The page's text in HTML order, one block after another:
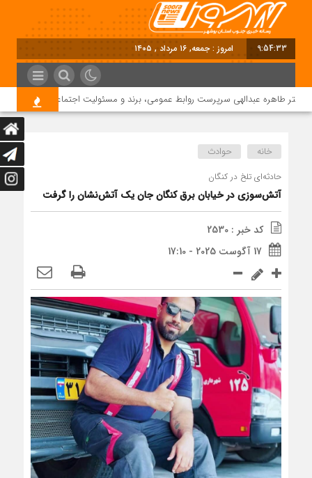
9:54:34 امروز : جمعه, ۱۶ مرداد , ۱۴۰۵
طاهره عبدالهی سرپرست روابط عمومی، برند و مسئولیت اجتماعی دماوند انرژی
خانه حوادث
حادثه‌ای تلخ در کنگان
آتش‌سوزی در خیابان برق کنگان جان یک آتش‌نشان را گرفت
کد خبر : 2530
17 آگوست 2025 - 17:10